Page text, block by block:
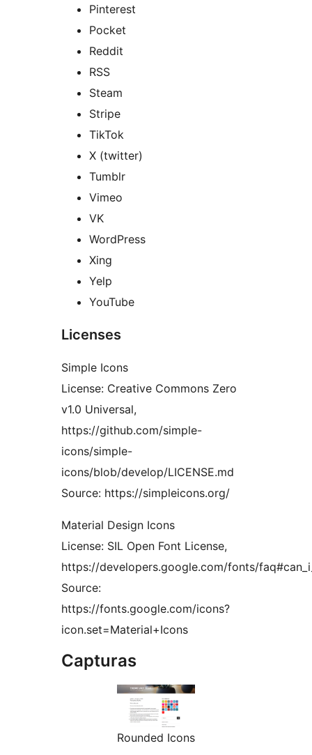
Pinterest
Pocket
Reddit
RSS
Steam
Stripe
TikTok
X (twitter)
Tumblr
Vimeo
VK
WordPress
Xing
Yelp
YouTube
Licenses
Simple Icons
License: Creative Commons Zero
v1.0 Universal,
https://github.com/simple-
icons/simple-
icons/blob/develop/LICENSE.md
Source: https://simpleicons.org/
Material Design Icons
License: SIL Open Font License,
https://developers.google.com/fonts/
Source:
https://fonts.google.com/icons?
icon.set=Material+Icons
Capturas
Rounded Icons